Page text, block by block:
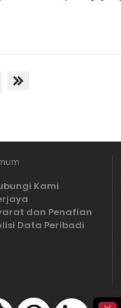
Kami
dan Penafian
Data Peribadi